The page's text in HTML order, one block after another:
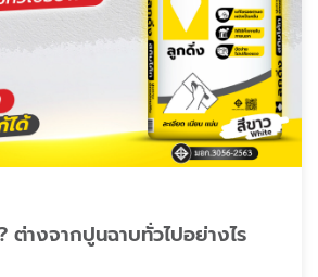
ต่างจากปูนฉาบทั่วไปอย่างไร